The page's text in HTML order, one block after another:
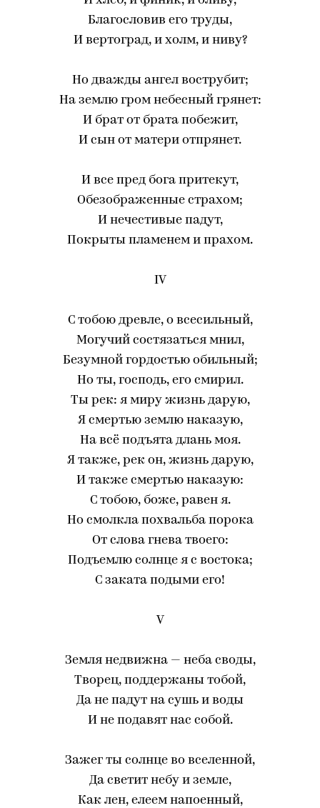
Благословив его труды,
И вертоград, и холм, и ниву?
Но дважды ангел вострубит;
На землю гром небесный грянет:
И брат от брата побежит,
И сын от матери отпрянет.
И все пред бога притекут,
Обезображенные страхом;
И нечестивые падут,
Покрыты пламенем и прахом.
IV
С тобою древле, о всесильный,
Могучий состязаться мнил,
Безумной гордостью обильный;
Но ты, господь, его смирил.
Ты рек: я миру жизнь дарую,
Я смертью землю наказую,
На всё подъята длань моя.
Я также, рек он, жизнь дарую,
И также смертью наказую:
С тобою, боже, равен я.
Но смолкла похвальба порока
От слова гнева твоего:
Подъемлю солнце я с востока;
С заката подыми его!
V
Земля недвижна — неба своды,
Творец, поддержаны тобой,
Да не падут на сушь и воды
И не подавят нас собой.
Зажег ты солнце во вселенной,
Да светит небу и земле,
Как лен, елеем напоенный,